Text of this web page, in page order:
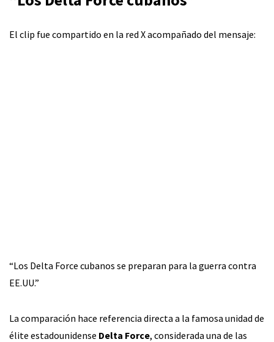
El clip fue compartido en la red X acompañado del mensaje:
“Los Delta Force cubanos se preparan para la guerra contra
EE.UU.”
La comparación hace referencia directa a la famosa unidad de
élite estadounidense Delta Force, considerada una de las